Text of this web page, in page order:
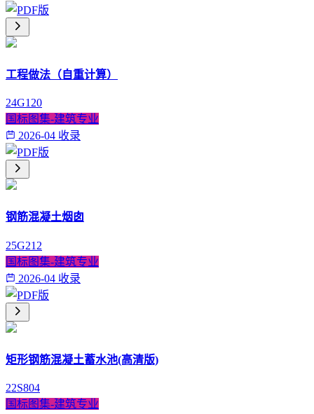
工程做法（自重计算）
24G120
国标图集-建筑专业
2026-04 收录
钢筋混凝土烟囱
25G212
国标图集-建筑专业
2026-04 收录
矩形钢筋混凝土蓄水池(高清版)
22S804
国标图集-建筑专业